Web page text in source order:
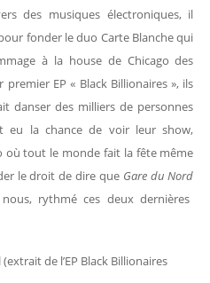
des musiques électroniques, il
fonder le duo Carte Blanche qui
à la house de Chicago des
EP « Black Billionaires », ils
danser des milliers de personnes
eu la chance de voir leur show,
où tout le monde fait la fête même
le droit de dire que Gare du Nord
rythmé ces deux dernières
(extrait de l’EP Black Billionaires